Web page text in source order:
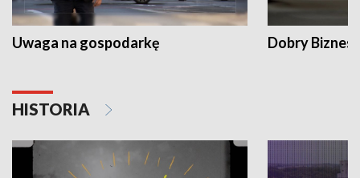
Uwaga na gospodarkę Dobry Biznes
HISTORIA